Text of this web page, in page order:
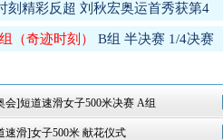
刻精彩反超 刘秋宏奥运首秀获第4
（奇迹时刻） B组 半决赛 1/4决赛
会]短道速滑女子500米决赛 A组
速滑]女子500米 献花仪式